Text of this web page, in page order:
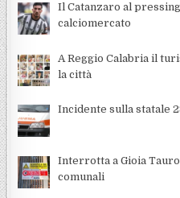
Il Catanzaro al
calciomercato
A Reggio Calabria il
la città
Incidente sulla statale
Interrotta a Gioia
comunali